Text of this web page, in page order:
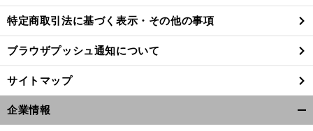
前
特定商取引法に基づく表示・その他の事項
ブラウザプッシュ通知について
サイトマップ
企業情報